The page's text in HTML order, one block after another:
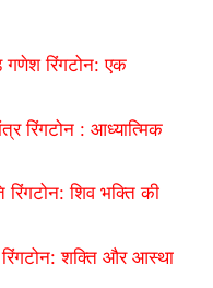
रिंगटोन: एक
रिंगटोन : आध्यात्मिक
शिव भक्ति की
शक्ति और आस्था